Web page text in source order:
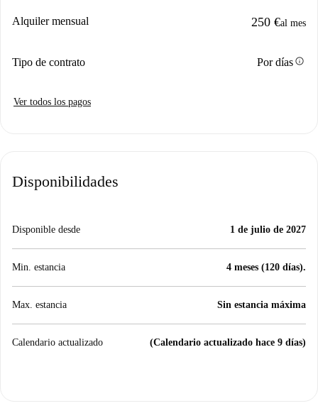
Alquiler mensual 250 €al mes
Tipo de contrato Por díasinfo
Ver todos los pagos
Disponibilidades
Disponible desde 1 de julio de 2027
Min. estancia 4 meses (120 días).
Max. estancia Sin estancia máxima
Calendario actualizado (Calendario actualizado hace 9 días)